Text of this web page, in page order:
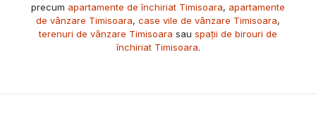
precum apartamente de închiriat Timisoara, apartamente
de vânzare Timisoara, case vile de vânzare Timisoara,
terenuri de vânzare Timisoara sau spații de birouri de
închiriat Timisoara.